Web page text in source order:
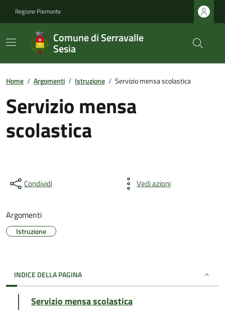
Regione Piemonte
Comune di Serravalle
Sesia
Home / Argomenti / Istruzione / Servizio mensa scolastica
Servizio mensa
scolastica
Condividi Vedi azioni
Argomenti
Istruzione
INDICE DELLA PAGINA
Servizio mensa scolastica